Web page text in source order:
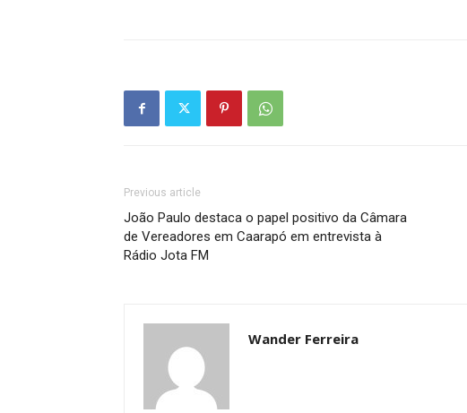
Previous article
João Paulo destaca o papel positivo da Câmara
de Vereadores em Caarapó em entrevista à
Rádio Jota FM
Wander Ferreira